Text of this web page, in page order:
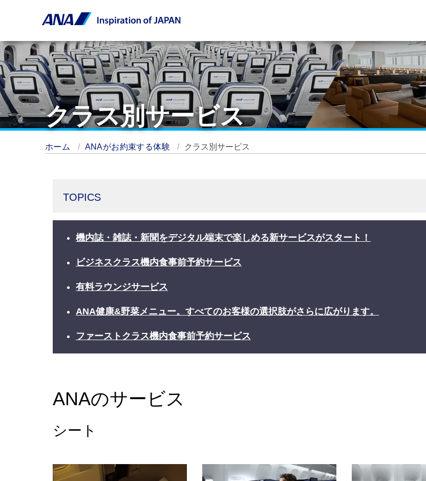
クラス別サービス
ホーム ANAがお約束する体験 クラス別サービス
TOPICS
機内誌・雑誌・新聞をデジタル端末で楽しめる新サービスがスタート！
ビジネスクラス機内食事前予約サービス
有料ラウンジサービス
ANA健康&野菜メニュー。すべてのお客様の選択肢がさらに広がります。
ファーストクラス機内食事前予約サービス
ANAのサービス
シート